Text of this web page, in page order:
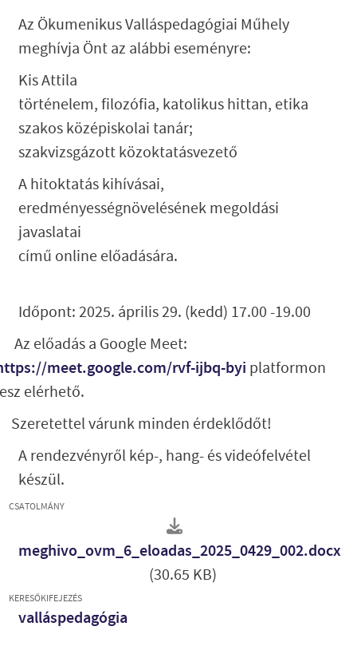
Az Ökumenikus Valláspedagógiai Műhely
meghívja Önt az alábbi eseményre:
Kis Attila
történelem, filozófia, katolikus hittan, etika
szakos középiskolai tanár;
szakvizsgázott közoktatásvezető
A hitoktatás kihívásai,
eredményességnövelésének megoldási
javaslatai
című online előadására.
Időpont: 2025. április 29. (kedd) 17.00 -19.00
előadás a Google Meet:
meet.google.com/rvf-ijbq-byi platformon
elérhető.
várunk minden érdeklődőt!
A rendezvényről kép-, hang- és videófelvétel
készül.
CSATOLMÁNY
meghivo_ovm_6_eloadas_2025_0429_002.docx
(30.65 KB)
KERESŐKIFEJEZÉS
valláspedagógia